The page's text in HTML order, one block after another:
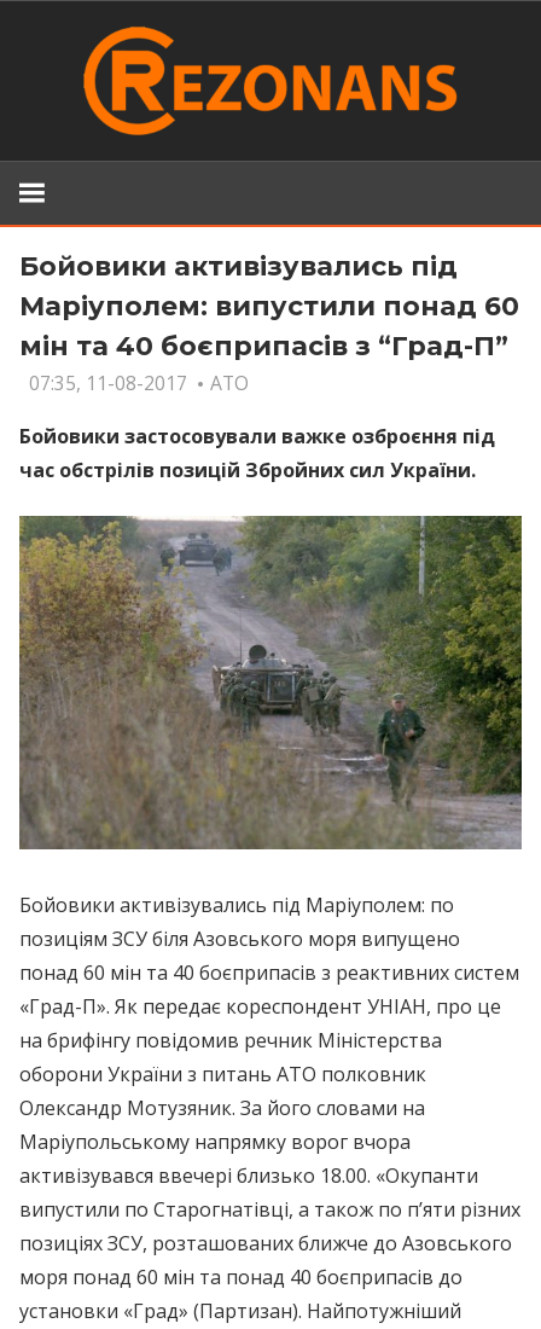
Бойовики активізувались під
Маріуполем: випустили понад 60
мін та 40 боєприпасів з “Град-П”
07:35, 11-08-2017
АТО
Бойовики застосовували важке озброєння під
час обстрілів позицій Збройних сил України.
Бойовики активізувались під Маріуполем: по
позиціям ЗСУ біля Азовського моря випущено
понад 60 мін та 40 боєприпасів з реактивних систем
«Град-П». Як передає кореспондент УНІАН, про це
на брифінгу повідомив речник Міністерства
оборони України з питань АТО полковник
Олександр Мотузяник. За його словами на
Маріупольському напрямку ворог вчора
активізувався ввечері близько 18.00. «Окупанти
випустили по Старогнатівці, а також по п’яти різних
позиціях ЗСУ, розташованих ближче до Азовського
моря понад 60 мін та понад 40 боєприпасів до
установки «Град» (Партизан). Найпотужніший